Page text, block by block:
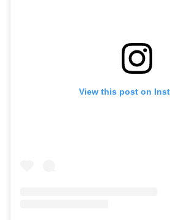
View this post on